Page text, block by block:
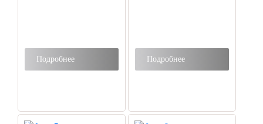
Подробнее Подробнее